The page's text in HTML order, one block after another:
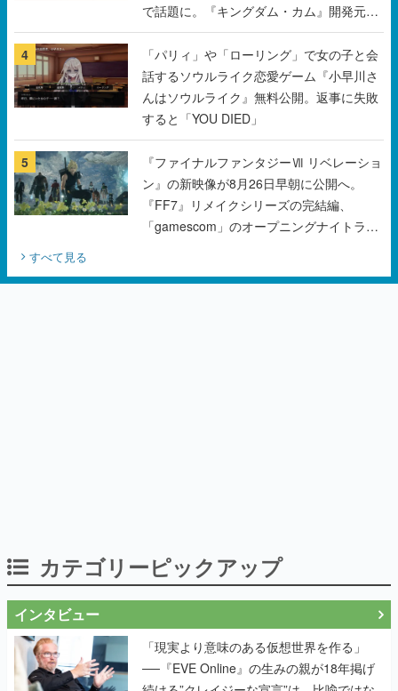
で話題に。『キングダム・カム』開発元や
チェコのプロ野球選手から称賛の声
4
「パリィ」や「ローリング」で女の子と会
話するソウルライク恋愛ゲーム『小早川さ
んはソウルライク』無料公開。返事に失敗
すると「YOU DIED」
5
『ファイナルファンタジーⅦ リベレーショ
ン』の新映像が8月26日早朝に公開へ。
『FF7』リメイクシリーズの完結編、
「gamescom」のオープニングナイトライ
すべて見る
カテゴリーピックアップ
インタビュー
「現実より意味のある仮想世界を作る」
──『EVE Online』の生みの親が18年掲げ